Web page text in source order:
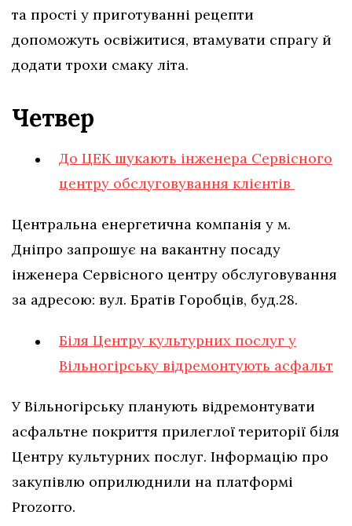
та прості у приготуванні рецепти
допоможуть освіжитися, втамувати спрагу й
додати трохи смаку літа.
Четвер
До ЦЕК шукають інженера Сервісного
центру обслуговування клієнтів
Центральна енергетична компанія у м.
Дніпро запрошує на вакантну посаду
інженера Сервісного центру обслуговування
за адресою: вул. Братів Горобців, буд.28.
Біля Центру культурних послуг у
Вільногірську відремонтують асфальт
У Вільногірську планують відремонтувати
асфальтне покриття прилеглої території біля
Центру культурних послуг. Інформацію про
закупівлю оприлюднили на платформі
Prozorro.